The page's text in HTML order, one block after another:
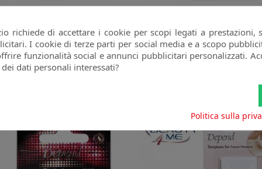
Unghie
DEPEND
Prezzo
2,00 € favorite_border
Unghie
DEPEND
Prezzo
2,00 €
richiede di accettare i cookie per scopi legati a prestazioni,
I cookie di terze parti per social media e a scopo
funzionalità social e annunci pubblicitari personalizzati.
dati personali interessati?
Politica sulla